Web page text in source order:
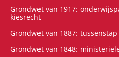
Grondwet van 1917:
kiesrecht
Grondwet van 1887:
Grondwet van 1848: